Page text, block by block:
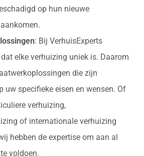
op hun nieuwe
: Bij VerhuisExperts
elke verhuizing uniek is. Daarom
die zijn
uw specifieke eisen en wensen. Of
verhuizing,
of internationale verhuizing
hebben de expertise om aan al
voldoen.